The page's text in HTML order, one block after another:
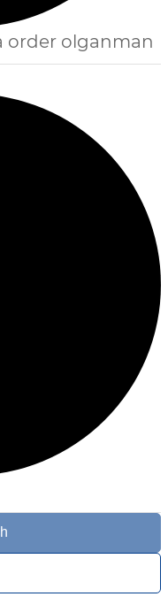
order olganman